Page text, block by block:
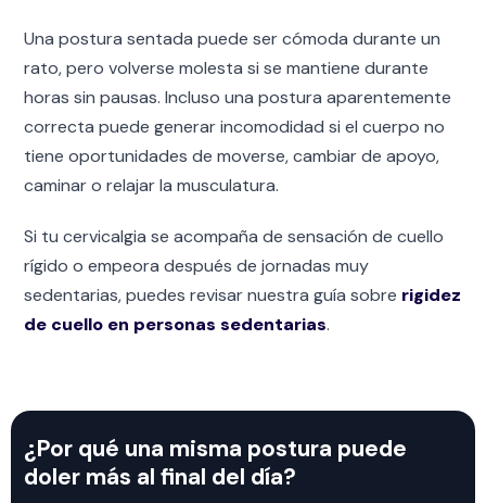
Una postura sentada puede ser cómoda durante un
rato, pero volverse molesta si se mantiene durante
horas sin pausas. Incluso una postura aparentemente
correcta puede generar incomodidad si el cuerpo no
tiene oportunidades de moverse, cambiar de apoyo,
caminar o relajar la musculatura.
Si tu cervicalgia se acompaña de sensación de cuello
rígido o empeora después de jornadas muy
sedentarias, puedes revisar nuestra guía sobre rigidez
de cuello en personas sedentarias.
¿Por qué una misma postura puede
doler más al final del día?